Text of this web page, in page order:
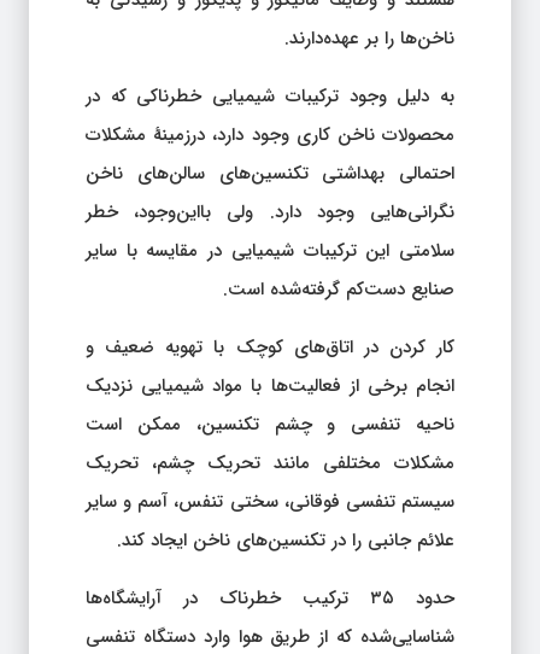
ناخن‌ها را بر عهده‌دارند.
به دلیل وجود ترکیبات شیمیایی خطرناکی که در
محصولات ناخن کاری وجود دارد، درزمینهٔ مشکلات
احتمالی بهداشتی تکنسین‌های سالن‌های ناخن
نگرانی‌هایی وجود دارد. ولی بااین‌وجود، خطر
سلامتی این ترکیبات شیمیایی در مقایسه با سایر
صنایع دست‌کم گرفته‌شده است.
کار کردن در اتاق‌های کوچک با تهویه ضعیف و
انجام برخی از فعالیت‌ها با مواد شیمیایی نزدیک
ناحیه تنفسی و چشم تکنسین، ممکن است
مشکلات مختلفی مانند تحریک چشم، تحریک
سیستم تنفسی فوقانی، سختی تنفس، آسم و سایر
علائم جانبی را در تکنسین‌های ناخن ایجاد کند.
حدود ۳۵ ترکیب خطرناک در آرایشگاه‌ها
شناسایی‌شده که از طریق هوا وارد دستگاه تنفسی